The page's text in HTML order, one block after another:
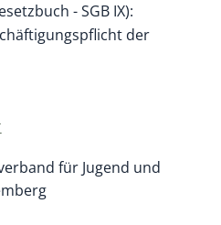
- SGB IX):
der
für Jugend und